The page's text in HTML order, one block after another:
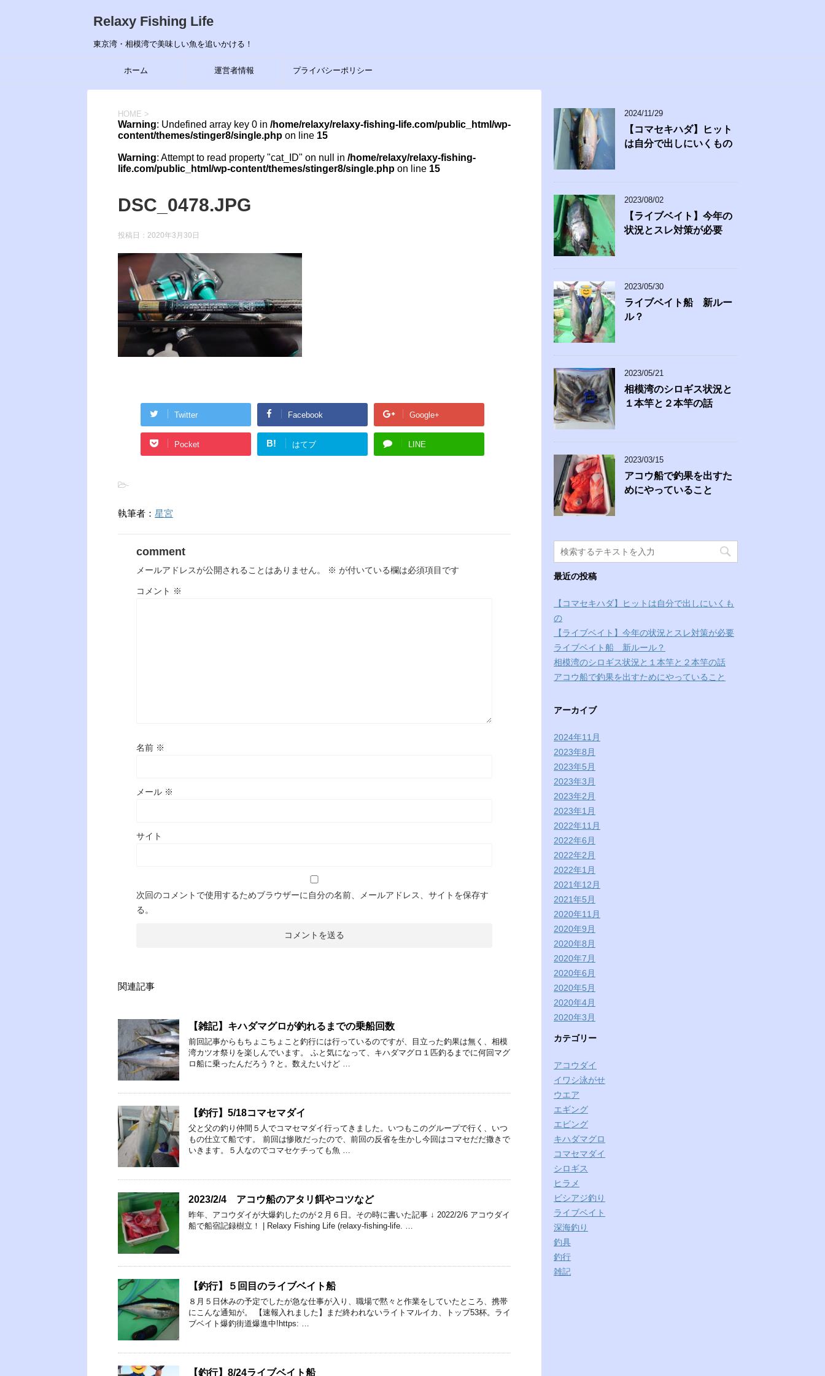
Relaxy Fishing Life
東京湾・相模湾で美味しい魚を追いかける！
ホーム 運営者情報 プライバシーポリシー
HOME >
Warning: Undefined array key 0 in /home/relaxy/relaxy-fishing-life.com/public_html/wp-
content/themes/stinger8/single.php on line 15
Warning: Attempt to read property "cat_ID" on null in /home/relaxy/relaxy-fishing-
life.com/public_html/wp-content/themes/stinger8/single.php on line 15
DSC_0478.JPG
投稿日： 2020年3月30日
Twitter Facebook Google+
Pocket B! はてブ LINE
-
執筆者： 星宮
comment
メールアドレスが公開されることはありません。 ※ が付いている欄は必須項目です
コメント ※
名前 ※
メール ※
サイト
次回のコメントで使用するためブラウザーに自分の名前、メールアドレス、サイトを保存す
る。
関連記事
【雑記】キハダマグロが釣れるまでの乗船回数
前回記事からもちょこちょこと釣行には行っているのですが、目立った釣果は無く、相模
湾カツオ祭りを楽しんでいます。 ふと気になって、キハダマグロ１匹釣るまでに何回マグ
ロ船に乗ったんだろう？と。数えたいけど …
【釣行】5/18コマセマダイ
父と父の釣り仲間５人でコマセマダイ行ってきました。いつもこのグループで行く、いつ
もの仕立て船です。 前回は惨敗だったので、前回の反省を生かし今回はコマセだだ撒きで
いきます。５人なのでコマセケチっても魚 …
2023/2/4 アコウ船のアタリ餌やコツなど
昨年、アコウダイが大爆釣したのが２月６日。その時に書いた記事 ↓ 2022/2/6 アコウダイ
船で船宿記録樹立！ | Relaxy Fishing Life (relaxy-fishing-life. …
【釣行】５回目のライブベイト船
８月５日休みの予定でしたが急な仕事が入り、職場で黙々と作業をしていたところ、携帯
にこんな通知が。 【速報入れました】まだ終われないライトマルイカ、トップ53杯。ライ
ブベイト爆釣街道爆進中!https: …
【釣行】8/24ライブベイト船
2024/11/29
【コマセキハダ】ヒット
は自分で出しにいくもの
2023/08/02
【ライブベイト】今年の
状況とスレ対策が必要
2023/05/30
ライブベイト船 新ルー
ル？
2023/05/21
相模湾のシロギス状況と
１本竿と２本竿の話
2023/03/15
アコウ船で釣果を出すた
めにやっていること
最近の投稿
【コマセキハダ】ヒットは自分で出しにいくも
の
【ライブベイト】今年の状況とスレ対策が必要
ライブベイト船 新ルール？
相模湾のシロギス状況と１本竿と２本竿の話
アコウ船で釣果を出すためにやっていること
アーカイブ
2024年11月
2023年8月
2023年5月
2023年3月
2023年2月
2023年1月
2022年11月
2022年6月
2022年2月
2022年1月
2021年12月
2021年5月
2020年11月
2020年9月
2020年8月
2020年7月
2020年6月
2020年5月
2020年4月
2020年3月
カテゴリー
アコウダイ
イワシ泳がせ
ウエア
エギング
エビング
キハダマグロ
コマセマダイ
シロギス
ヒラメ
ビシアジ釣り
ライブベイト
深海釣り
釣具
釣行
雑記